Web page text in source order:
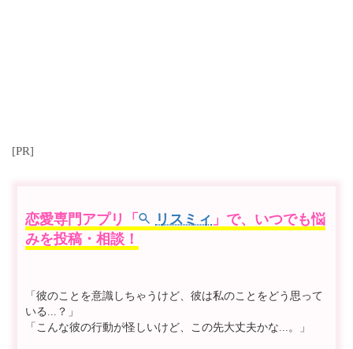
[PR]
恋愛専門アプリ「 リスミィ 」で、いつでも悩
みを投稿・相談！
「彼のことを意識しちゃうけど、彼は私のことをどう思って
いる...？」
「こんな彼の行動が怪しいけど、この先大丈夫かな...。」